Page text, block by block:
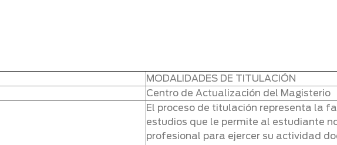
MODALIDADES DE TITULACIÓN
Centro de Actualización del Magisterio
El proceso de titulación representa la
estudios que le permite al estudiante
profesional para ejercer su actividad